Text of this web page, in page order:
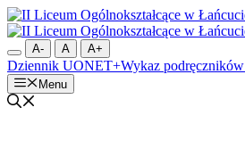
Przejdź
do
treściA- A A+
Dziennik UONET+Wykaz podręczników
Menu